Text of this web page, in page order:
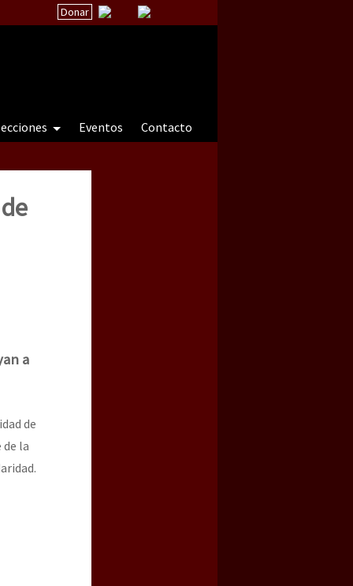
Donar
Eventos Contacto
natureza sob cerco)
a
de
la